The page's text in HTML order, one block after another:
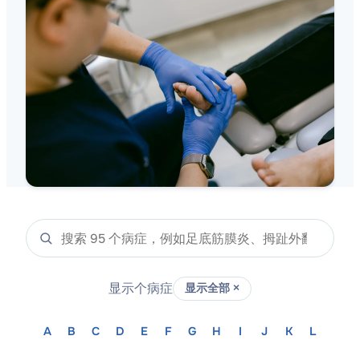
显示个病症 显示全部 ×
A B C D E F G H I J K
L